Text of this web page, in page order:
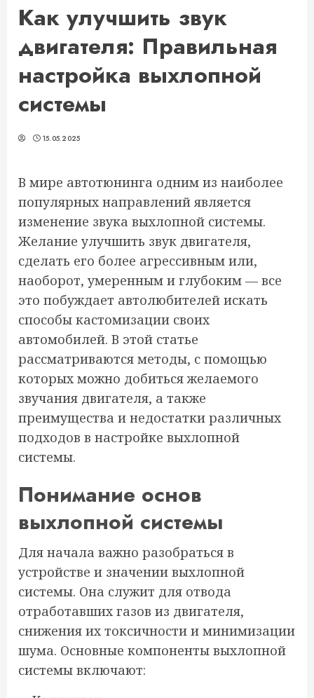
Как улучшить звук
двигателя: Правильная
настройка выхлопной
системы
15.05.2025
В мире автотюнинга одним из наиболее
популярных направлений является
изменение звука выхлопной системы.
Желание улучшить звук двигателя,
сделать его более агрессивным или,
наоборот, умеренным и глубоким — все
это побуждает автолюбителей искать
способы кастомизации своих
автомобилей. В этой статье
рассматриваются методы, с помощью
которых можно добиться желаемого
звучания двигателя, а также
преимущества и недостатки различных
подходов в настройке выхлопной
системы.
Понимание основ
выхлопной системы
Для начала важно разобраться в
устройстве и значении выхлопной
системы. Она служит для отвода
отработавших газов из двигателя,
снижения их токсичности и минимизации
шума. Основные компоненты выхлопной
системы включают: